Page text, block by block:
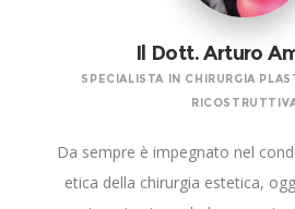
Il Dott. Arturo
SPECIALISTA IN CHIRURGIA
Da sempre è impegnato nel
etica della chirurgia estetica,